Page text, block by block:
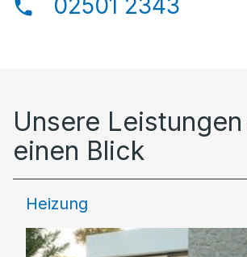
Unsere
einen Blick
Heizung